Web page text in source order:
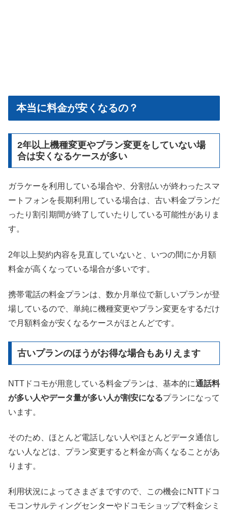
本当に料金が安くなるの？
2年以上機種変更やプラン変更をしていない場
合は安くなるケースが多い
ガラケーを利用している場合や、分割払いが終わったスマ
ートフォンを長期利用している場合は、古い料金プランだ
ったり割引期間が終了していたりしている可能性がありま
す。
2年以上契約内容を見直していないと、いつの間にか月額
料金が高くなっている場合が多いです。
携帯電話の料金プランは、数か月単位で新しいプランが登
場しているので、単純に機種変更やプラン変更をするだけ
で月額料金が安くなるケースがほとんどです。
古いプランのほうがお得な場合もありえます
NTTドコモが用意している料金プランは、基本的に通話料
が多い人やデータ量が多い人が割安になるプランになって
います。
そのため、ほとんど電話しない人やほとんどデータ通信し
ない人などは、プラン変更すると料金が高くなることがあ
ります。
利用状況によってさまざまですので、この機会にNTTドコ
モコンサルティングセンターやドコモショップで料金シミ